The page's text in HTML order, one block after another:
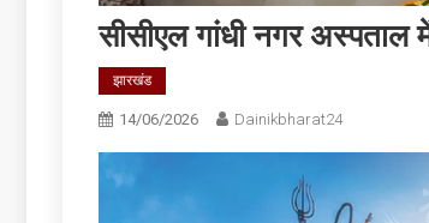
सीसीएल गांधी नगर अस्पताल
झारखंड
14/06/2026 Dainikbharat24